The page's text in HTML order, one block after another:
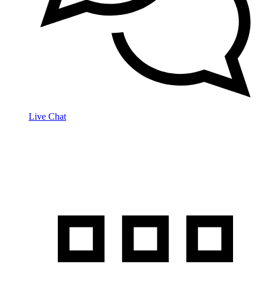
Live Chat